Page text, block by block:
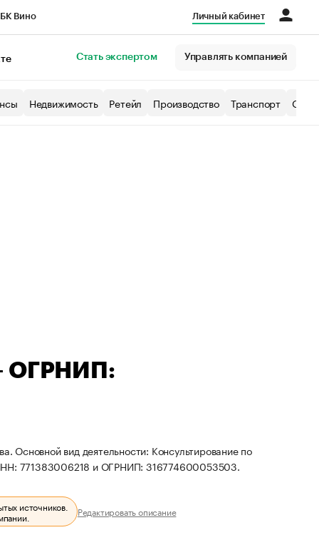
Вино Личный кабинет
Стать экспертом Управлять компанией
Недвижимость Ретейл Производство Транспорт
ОГРНИП:
Основной вид деятельности: Консультирование по
771383006218 и ОГРНИП: 316774600053503.
источников.
Редактировать описание